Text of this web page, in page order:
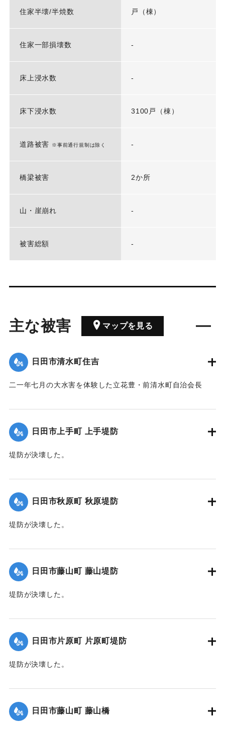
住家半壊/半焼数 戸（棟）
住家一部損壊数 -
床上浸水数 -
床下浸水数 3100戸（棟）
道路被害 ※事前通行規制は除く -
橋梁被害 2か所
山・崖崩れ -
被害総額 -
主な被害 マップを見る
日田市清水町住吉
二一年七月の大水害を体験した立花豊・前清水町自治会長
前年の二十年六月末の洪水で髪永堤防（水天宮下の水門付
近）の一角が崩れ、約二、三十メートル位流失していまし
た。終戦の混乱期のため、復旧は水路関係者と土木事務所で
に石をつめこんだもの）を作り、形だけの仮堤防でした。
前ごろから水量が増し、仮堤防のジャゴもなんのその、見る
うちにしぶきが飛びあがり始めたと思うと、一気に水量が増
し、この時藤山方面の流失家屋の木材・家具類などが重なり
した。
濁流は田畑を洗い、「住吉前」が花月川の本流と化し、大き
な材木が黒い水流にあおられながら、正面の広瀬久彦氏宅、
て突進、材木の流木が多く、家に激突するのを防ぐのに命が
う」とどなった声が、大雨が降ると、上の方を見ながら今で
も思い出します。
堤防は、まず水流が真正面に当たる水門付近から崩れだし、
ついで、諫山鼎三氏宅の三連式瓦焼窯と小屋が流失、もうこ
日田市上手町 上手堤防
堤防が決壊した。
｜固有コード: 00485018
日田市秋原町 秋原堤防
堤防が決壊した。
｜固有コード: 00485019
日田市藤山町 藤山堤防
堤防が決壊した。
｜固有コード: 00485020
日田市片原町 片原町堤防
堤防が決壊した。
｜固有コード: 00485021
日田市藤山町 藤山橋